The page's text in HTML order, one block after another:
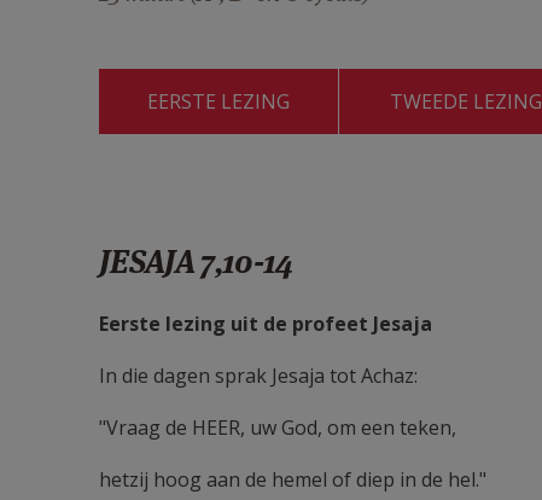
EERSTE LEZING TWEEDE LEZING
JESAJA 7,10-14
Eerste lezing uit de profeet Jesaja
In die dagen sprak Jesaja tot Achaz:
"Vraag de HEER, uw God, om een teken,
hetzij hoog aan de hemel of diep in de hel."